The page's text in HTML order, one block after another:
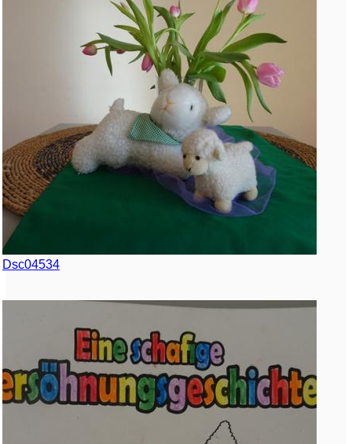
Dsc04534